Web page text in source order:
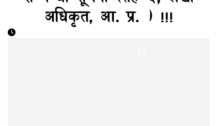
अधिकृत, आ. प्र. ) !!!